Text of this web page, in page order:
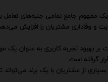
و وفاداری مشتریان را افزایش
بر بهبود تجربه کاربری به عنوان
گرفته است.
از مشتریان با یک برند می‌تواند